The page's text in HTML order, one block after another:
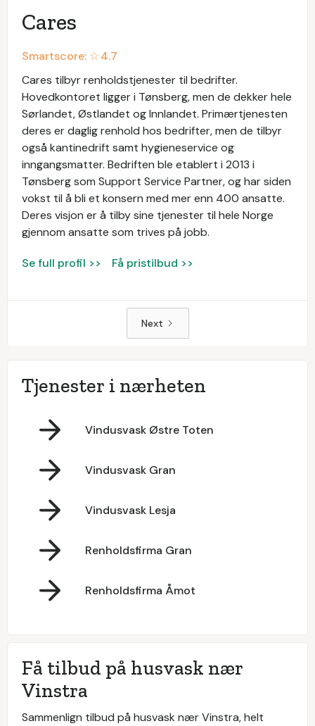
Cares
Smartscore: ☆4.7
Cares tilbyr renholdstjenester til bedrifter.
Hovedkontoret ligger i Tønsberg, men de dekker hele
Sørlandet, Østlandet og Innlandet. Primærtjenesten
deres er daglig renhold hos bedrifter, men de tilbyr
også kantinedrift samt hygieneservice og
inngangsmatter. Bedriften ble etablert i 2013 i
Tønsberg som Support Service Partner, og har siden
vokst til å bli et konsern med mer enn 400 ansatte.
Deres visjon er å tilby sine tjenester til hele Norge
gjennom ansatte som trives på jobb.
Se full profil >> Få pristilbud >>
Next
Tjenester i nærheten
Vindusvask Østre Toten
Vindusvask Gran
Vindusvask Lesja
Renholdsfirma Gran
Renholdsfirma Åmot
Få tilbud på husvask nær
Vinstra
Sammenlign tilbud på husvask nær Vinstra, helt